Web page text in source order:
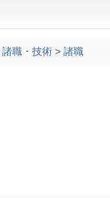
諸職・技術> 諸職